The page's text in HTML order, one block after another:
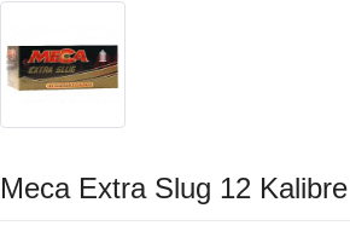
Meca Extra Slug 12